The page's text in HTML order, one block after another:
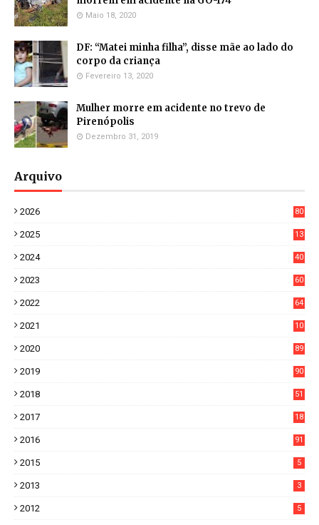
Maio 18, 2020
DF: “Matei minha filha”, disse mãe ao lado do
corpo da criança
Fevereiro 13, 2020
Mulher morre em acidente no trevo de
Pirenópolis
Dezembro 31, 2019
Arquivo
2026
80
2025
13
2024
40
2023
60
2022
64
2021
10
2020
89
2019
90
2018
51
2017
18
2016 91
2015 5
2013 3
2012 5